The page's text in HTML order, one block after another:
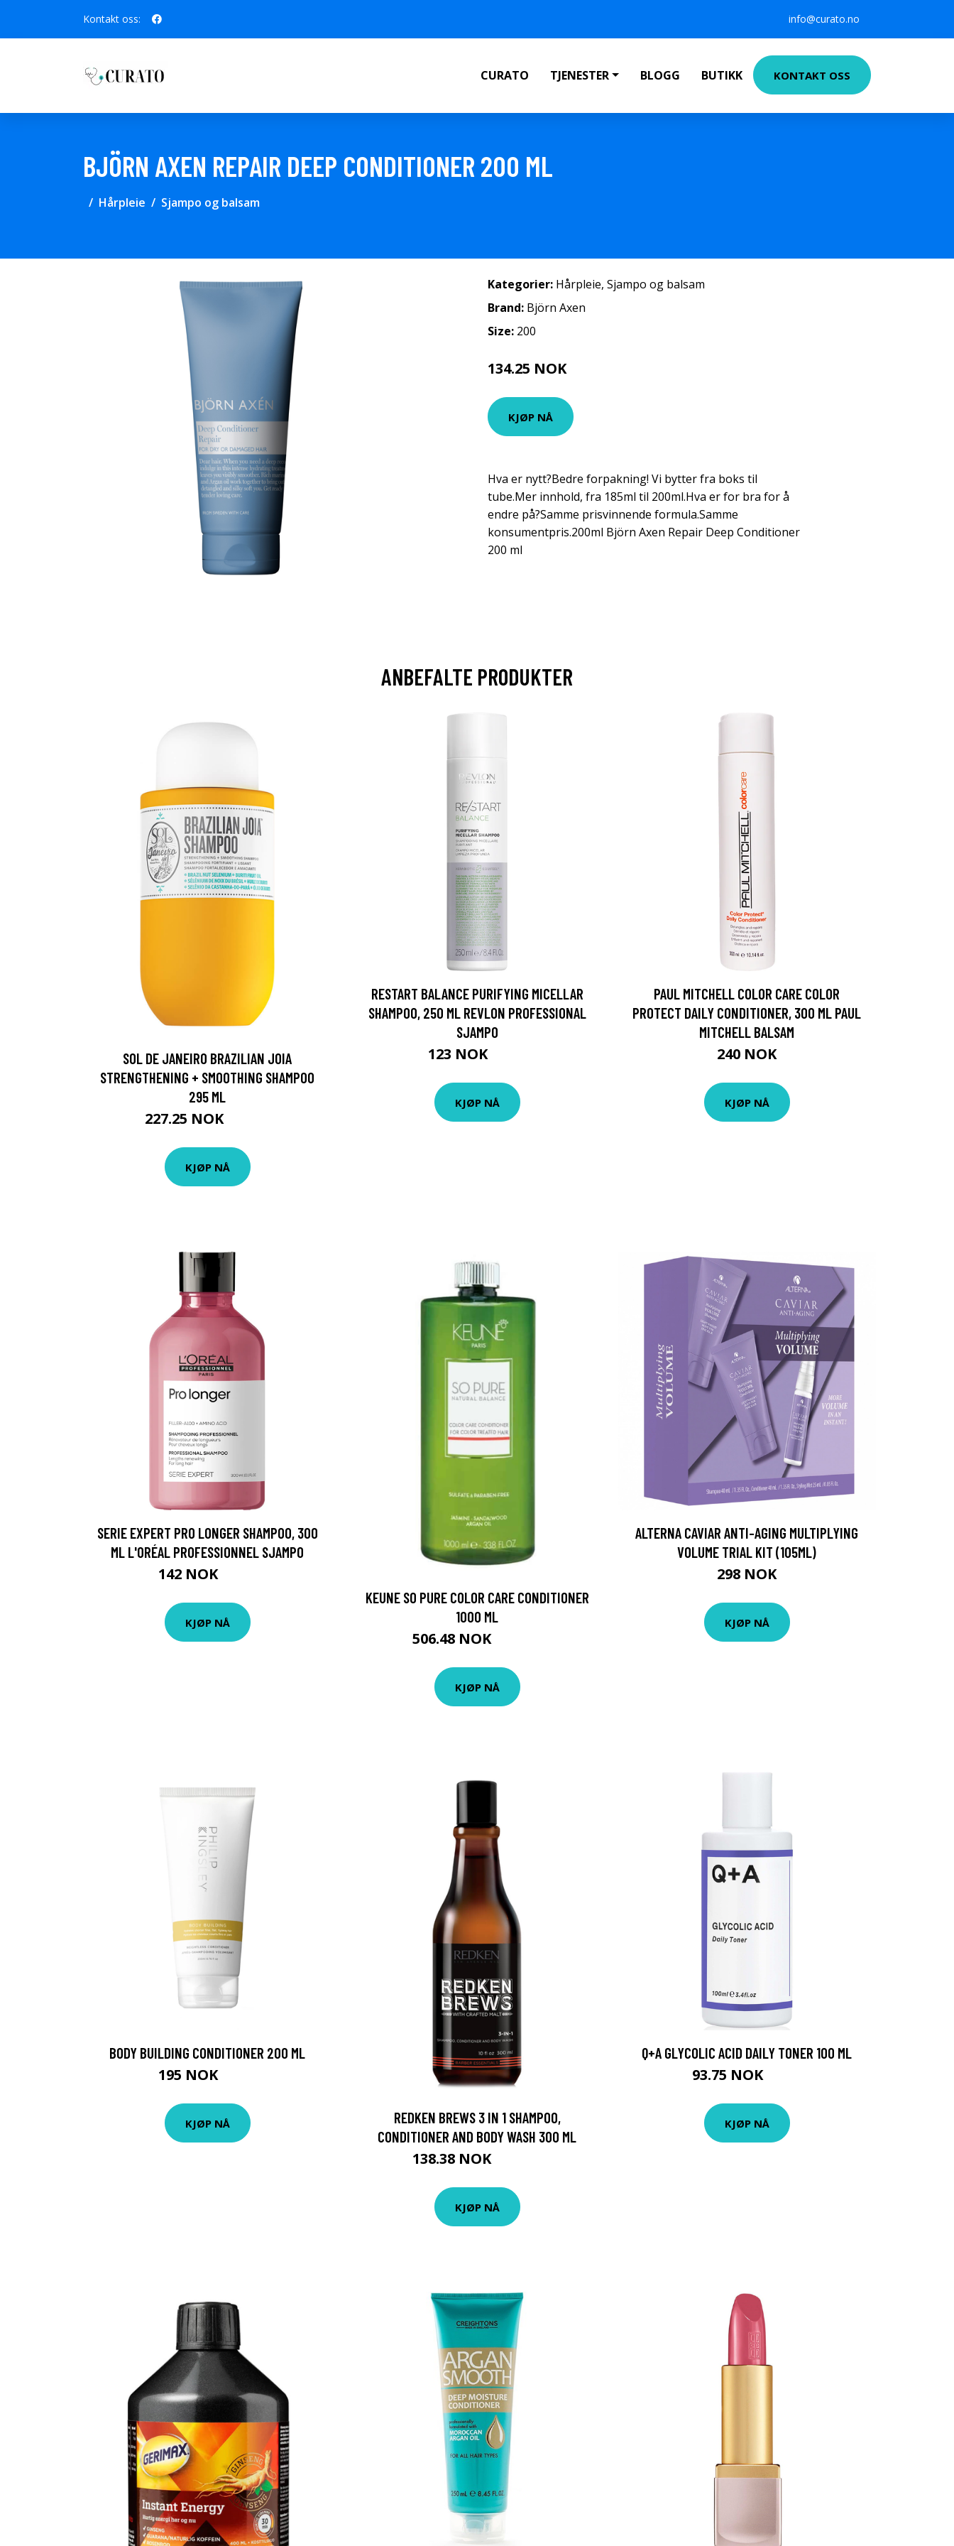
Kontakt oss: info@curato.no
CURATO TJENESTER BLOGG BUTIKK KONTAKT OSS
BJÖRN AXEN REPAIR DEEP CONDITIONER 200 ML
Hårpleie Sjampo og balsam
Kategorier: Hårpleie, Sjampo og balsam
Brand: Björn Axen
Size: 200
134.25 NOK
KJØP NÅ
Hva er nytt?Bedre forpakning! Vi bytter fra boks til
tube.Mer innhold, fra 185ml til 200ml.Hva er for bra for å
endre på?Samme prisvinnende formula.Samme
konsumentpris.200ml Björn Axen Repair Deep Conditioner
200 ml
ANBEFALTE PRODUKTER
SOL DE JANEIRO BRAZILIAN JOIA
STRENGTHENING + SMOOTHING SHAMPOO
295 ML
227.25 NOK
KJØP NÅ
RESTART BALANCE PURIFYING MICELLAR
SHAMPOO, 250 ML REVLON PROFESSIONAL
SJAMPO
123 NOK
KJØP NÅ
PAUL MITCHELL COLOR CARE COLOR
PROTECT DAILY CONDITIONER, 300 ML PAUL
MITCHELL BALSAM
240 NOK
KJØP NÅ
SERIE EXPERT PRO LONGER SHAMPOO, 300
ML L'ORÉAL PROFESSIONNEL SJAMPO
142 NOK
KJØP NÅ
KEUNE SO PURE COLOR CARE CONDITIONER
1000 ML
506.48 NOK
KJØP NÅ
ALTERNA CAVIAR ANTI-AGING MULTIPLYING
VOLUME TRIAL KIT (105ML)
298 NOK
KJØP NÅ
BODY BUILDING CONDITIONER 200 ML
195 NOK
KJØP NÅ
REDKEN BREWS 3 IN 1 SHAMPOO,
CONDITIONER AND BODY WASH 300 ML
138.38 NOK
KJØP NÅ
Q+A GLYCOLIC ACID DAILY TONER 100 ML
93.75 NOK
KJØP NÅ